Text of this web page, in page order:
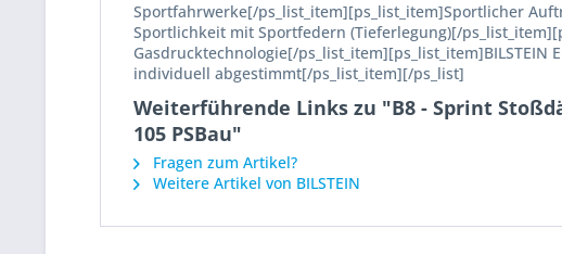
Sportfahrwerke[/ps_list_item][ps_list_item]Sportlicher
Sportlichkeit mit Sportfedern (Tieferlegung)[/
Gasdrucktechnologie[/
individuell abgestimmt[/ps_list_item][/ps_list]
Weiterführende Links zu "B8 - Sprint
105 PSBau"
Fragen zum Artikel?
Weitere Artikel von BILSTEIN